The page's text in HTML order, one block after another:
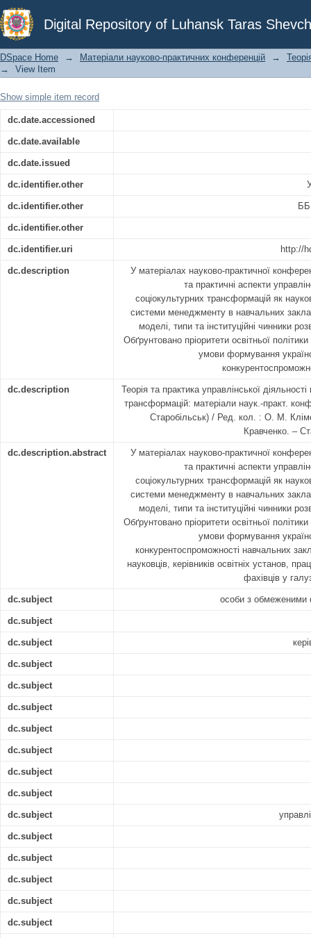
Digital Repository of Luhansk Taras
Теорія та практика
трансформацій
DSpace Home → Матеріали науково-практичних конференцій →
→
View Item
Show simple item record
dc.date.accessioned
dc.date.available
dc.date.issued
dc.identifier.other
dc.identifier.other
dc.identifier.other
dc.identifier.uri http://
dc.description
У матеріалах науково-практичної
та практичні аспекти
соціокультурних трансформацій як
системи менеджменту в навчальних
моделі, типи та інституційні чинники
Обґрунтовано пріоритети освітньої
умови формування
dc.description
Теорія та практика управлінської
трансформацій: матеріали наук.-практ.
Старобільськ) / Ред. кол. : О. М.
Кравченко. –
dc.description.abstract
У матеріалах науково-практичної
та практичні аспекти
соціокультурних трансформацій як
системи менеджменту в навчальних
моделі, типи та інституційні чинники
Обґрунтовано пріоритети освітньої
умови формування
конкурентоспроможності навчальних
науковців, керівників освітніх установ,
фахівців у
dc.subject особи з обмеженими
dc.subject
dc.subject
dc.subject
dc.subject
dc.subject
dc.subject
dc.subject
dc.subject
dc.subject
dc.subject
dc.subject
dc.subject
dc.subject
dc.subject
dc.subject